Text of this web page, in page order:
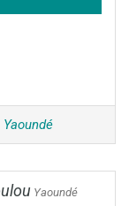
Yaoundé
Yaoundé